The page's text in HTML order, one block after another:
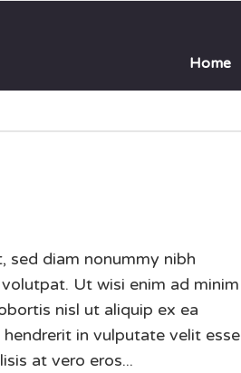
Home
sed diam nonummy nibh
Ut wisi enim ad minim
nisl ut aliquip ex ea
in vulputate velit esse
at vero eros...